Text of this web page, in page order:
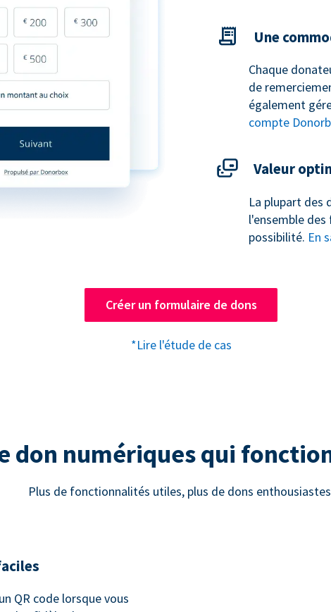
Une
Chaque
de
également
compte
Valeur
La plupart des
l'ensemble
possibilité. En
Créer un formulaire de dons
*Lire l'étude de cas
don numériques qui
Plus de fonctionnalités utiles, plus de dons
QR code lorsque vous